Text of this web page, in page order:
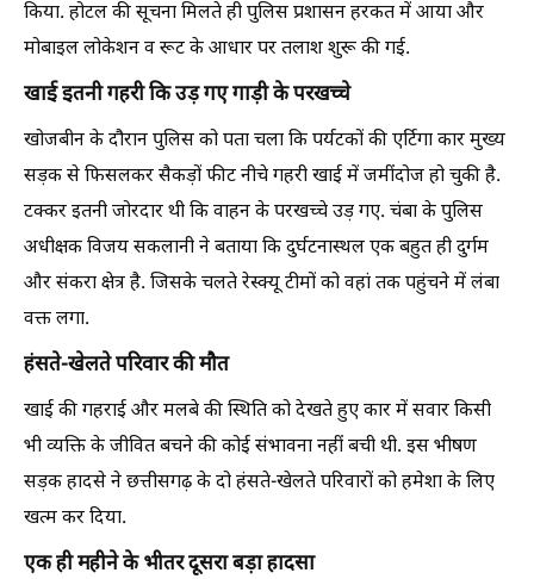
किया. होटल की सूचना मिलते ही पुलिस प्रशासन हरकत में आया और
मोबाइल लोकेशन व रूट के आधार पर तलाश शुरू की गई.
खाई इतनी गहरी कि उड़ गए गाड़ी के परखच्चे
खोजबीन के दौरान पुलिस को पता चला कि पर्यटकों की एर्टिगा कार मुख्य
सड़क से फिसलकर सैकड़ों फीट नीचे गहरी खाई में जमींदोज हो चुकी है.
टक्कर इतनी जोरदार थी कि वाहन के परखच्चे उड़ गए. चंबा के पुलिस
अधीक्षक विजय सकलानी ने बताया कि दुर्घटनास्थल एक बहुत ही दुर्गम
और संकरा क्षेत्र है. जिसके चलते रेस्क्यू टीमों को वहां तक पहुंचने में लंबा
वक्त लगा.
हंसते-खेलते परिवार की मौत
खाई की गहराई और मलबे की स्थिति को देखते हुए कार में सवार किसी
भी व्यक्ति के जीवित बचने की कोई संभावना नहीं बची थी. इस भीषण
सड़क हादसे ने छत्तीसगढ़ के दो हंसते-खेलते परिवारों को हमेशा के लिए
खत्म कर दिया.
एक ही महीने के भीतर दूसरा बड़ा हादसा